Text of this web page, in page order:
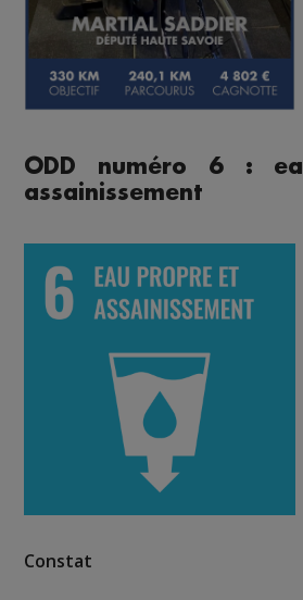
ODD numéro 6 :
assainissement
Constat